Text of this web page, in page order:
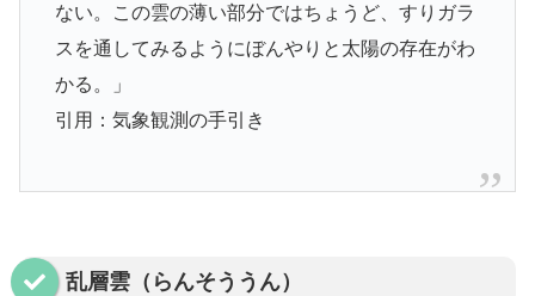
ない。この雲の薄い部分ではちょうど、すりガラ
スを通してみるようにぼんやりと太陽の存在がわ
かる。」
引用：気象観測の手引き
乱層雲（らんそううん）